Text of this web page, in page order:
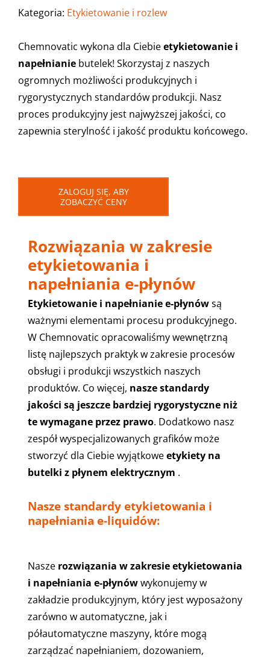
Kategoria: Etykietowanie i rozlew
Chemnovatic wykona dla Ciebieetykietowanie i
napełnianie butelek! Skorzystaj z naszych
ogromnych możliwości produkcyjnych i
rygorystycznych standardów produkcji. Nasz
proces produkcyjny jest najwyższej jakości, co
zapewnia sterylność i jakość produktu końcowego.
ZALOGUJ SIĘ, ABY
ZOBACZYĆ CENY
Rozwiązania w zakresie
etykietowania i
napełniania e-płynów
Etykietowanie i napełnianie e-płynówsą
ważnymi elementami procesu produkcyjnego.
W Chemnovatic opracowaliśmy wewnętrzną
listę najlepszych praktyk w zakresie procesów
obsługi i produkcji wszystkich naszych
produktów. Co więcej, nasze standardy
jakości są jeszcze bardziej rygorystyczne niż
te wymagane przez prawo. Dodatkowo nasz
zespół wyspecjalizowanych grafików może
stworzyć dla Ciebie wyjątkoweetykiety na
butelki z płynem elektrycznym .
Nasze standardy etykietowania i
napełniania e-liquidów:
Nasze rozwiązania w zakresie etykietowania
i napełniania e-płynówwykonujemy w
zakładzie produkcyjnym, który jest wyposażony
zarówno w automatyczne, jak i
półautomatyczne maszyny, które mogą
zarządzać napełnianiem, dozowaniem,